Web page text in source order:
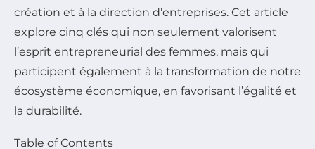
création et à la direction d’entreprises. Cet article
explore cinq clés qui non seulement valorisent
l’esprit entrepreneurial des femmes, mais qui
participent également à la transformation de notre
écosystème économique, en favorisant l’égalité et
la durabilité.
Table of Contents